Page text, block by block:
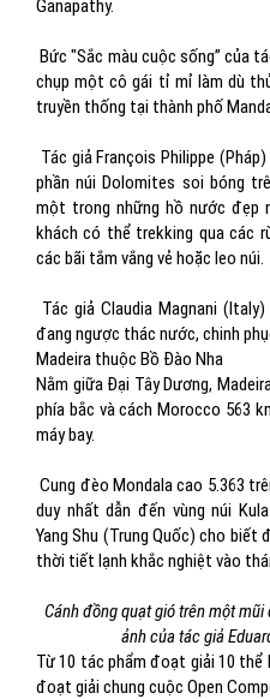
Ganapathy.
Bức "Sắc màu cuộc sống” của
chụp một cô gái tỉ mỉ làm dù
truyền thống tại thành phố
Tác giả François Philippe
phần núi Dolomites soi bóng
một trong những hồ nước đẹp
khách có thể trekking qua các
các bãi tắm vắng vẻ hoặc leo núi.
Tác giả Claudia Magnani
đang ngược thác nước, chinh
Madeira thuộc Bồ Đào Nha
Nằm giữa Đại Tây Dương,
phía bắc và cách Morocco 563
máy bay.
Cung đèo Mondala cao 5.363
duy nhất dẫn đến vùng núi
Yang Shu (Trung Quốc) cho
thời tiết lạnh khắc nghiệt vào
Cánh đồng quạt gió trên một
ảnh của tác giả
Từ 10 tác phẩm đoạt giải 10 thể
đoạt giải chung cuộc Open